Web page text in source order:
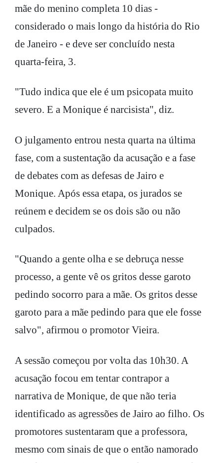
mãe do menino completa 10 dias -
considerado o mais longo da história do Rio
de Janeiro - e deve ser concluído nesta
quarta-feira, 3.
"Tudo indica que ele é um psicopata muito
severo. E a Monique é narcisista", diz.
O julgamento entrou nesta quarta na última
fase, com a sustentação da acusação e a fase
de debates com as defesas de Jairo e
Monique. Após essa etapa, os jurados se
reúnem e decidem se os dois são ou não
culpados.
"Quando a gente olha e se debruça nesse
processo, a gente vê os gritos desse garoto
pedindo socorro para a mãe. Os gritos desse
garoto para a mãe pedindo para que ele fosse
salvo", afirmou o promotor Vieira.
A sessão começou por volta das 10h30. A
acusação focou em tentar contrapor a
narrativa de Monique, de que não teria
identificado as agressões de Jairo ao filho. Os
promotores sustentaram que a professora,
mesmo com sinais de que o então namorado